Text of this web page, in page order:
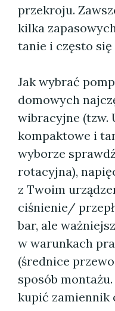
przekroju.
kilka
tanie i często się
Jak wybrać
domowych
wibracyjne (tzw.
kompaktowe i
wyborze
rotacyjna),
z Twoim
ciśnienie/
bar, ale
w warunkach
(średnice
sposób
kupić zamiennik